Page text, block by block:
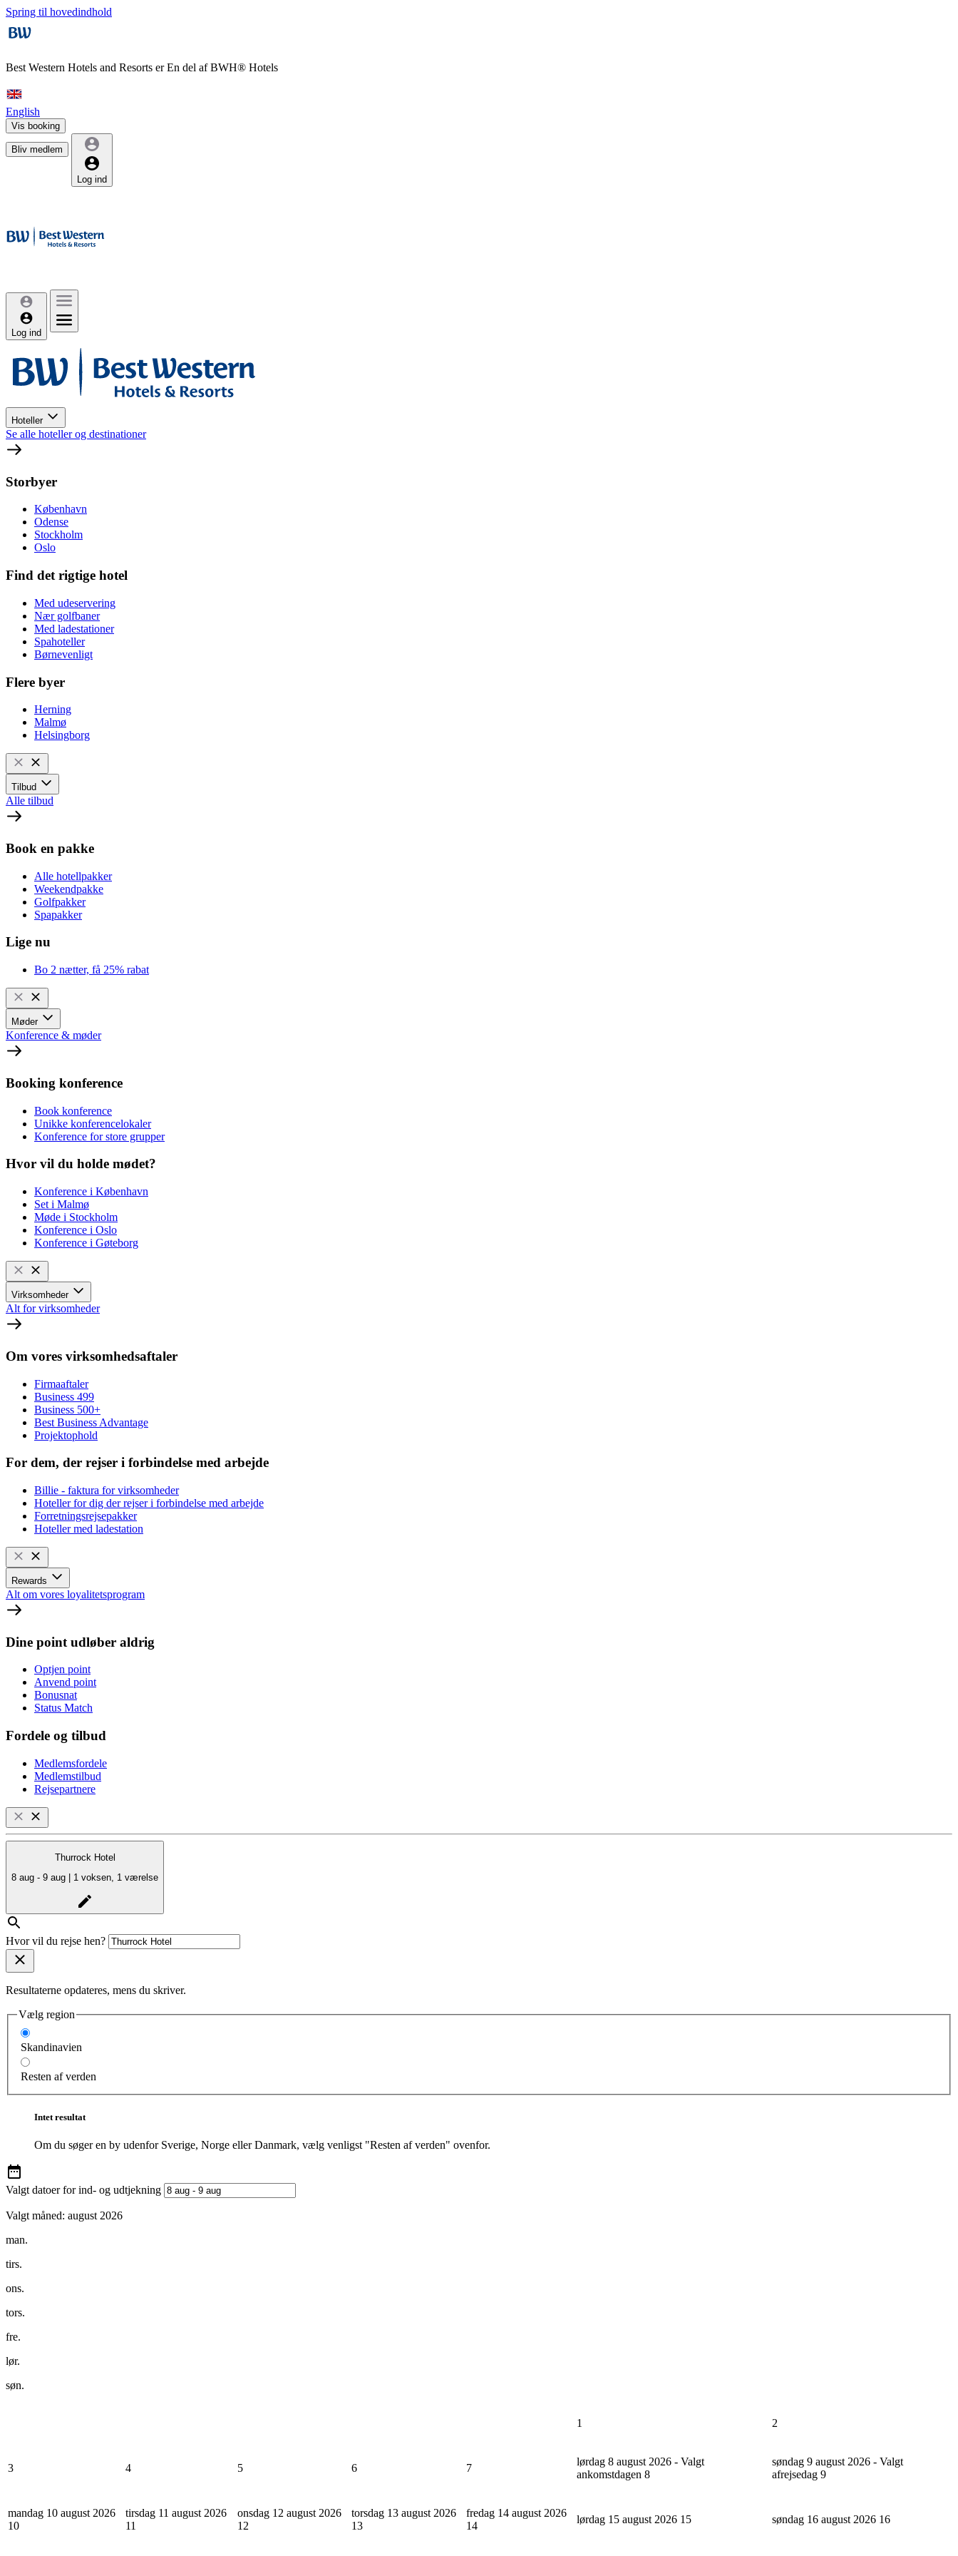
Spring til hovedindhold
Best Western Hotels and Resorts erEn del af BWH® Hotels
English
Vis booking
Bliv medlem
Log ind
Log ind
Hoteller
Se alle hoteller og destinationer
Storbyer
København
Odense
Stockholm
Oslo
Find det rigtige hotel
Med udeservering
Nær golfbaner
Med ladestationer
Spahoteller
Børnevenligt
Flere byer
Herning
Malmø
Helsingborg
Tilbud
Alle tilbud
Book en pakke
Alle hotellpakker
Weekendpakke
Golfpakker
Spapakker
Lige nu
Bo 2 nætter, få 25% rabat
Møder
Konference & møder
Booking konference
Book konference
Unikke konferencelokaler
Konference for store grupper
Hvor vil du holde mødet?
Konference i København
Set i Malmø
Møde i Stockholm
Konference i Oslo
Konference i Gøteborg
Virksomheder
Alt for virksomheder
Om vores virksomhedsaftaler
Firmaaftaler
Business 499
Business 500+
Best Business Advantage
Projektophold
For dem, der rejser i forbindelse med arbejde
Billie - faktura for virksomheder
Hoteller for dig der rejser i forbindelse med arbejde
Forretningsrejsepakker
Hoteller med ladestation
Rewards
Alt om vores loyalitetsprogram
Dine point udløber aldrig
Optjen point
Anvend point
Bonusnat
Status Match
Fordele og tilbud
Medlemsfordele
Medlemstilbud
Rejsepartnere
Thurrock Hotel
8 aug - 9 aug | 1 voksen, 1 værelse
Hvor vil du rejse hen?
Resultaterne opdateres, mens du skriver.
Vælg region
Skandinavien
Resten af verden
Intet resultat
Om du søger en by udenfor Sverige, Norge eller Danmark, vælg venligst "Resten af verden" ovenfor.
Valgt datoer for ind- og udtjekning
Valgt måned: august 2026
man.
tirs.
ons.
tors.
fre.
lør.
søn.
1 2
3 4 5 6 7
lørdag 8 august 2026 - Valgt
ankomstdagen 8
søndag 9 august 2026 - Valgt
afrejsedag 9
mandag 10 august 2026
10
tirsdag 11 august 2026
11
onsdag 12 august 2026
12
torsdag 13 august 2026
13
fredag 14 august 2026
14
lørdag 15 august 2026 15 søndag 16 august 2026 16